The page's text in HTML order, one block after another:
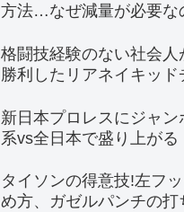
方法…なぜ減量が必要な
格闘技経験のない社会
勝利したリアネイキッド
新日本プロレスにジャン
系vs全日本で盛り上がる
タイソンの得意技!左フ
め方、ガゼルパンチの打